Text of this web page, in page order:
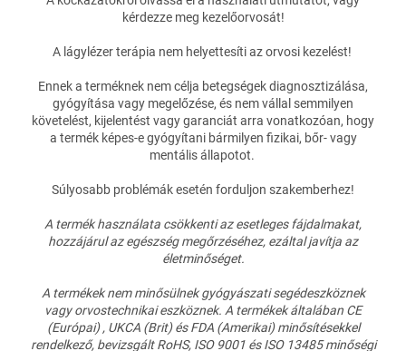
kérdezze meg kezelőorvosát!
A lágylézer terápia nem helyettesíti az orvosi kezelést!
Ennek a terméknek nem célja betegségek diagnosztizálása,
gyógyítása vagy megelőzése, és nem vállal semmilyen
követelést, kijelentést vagy garanciát arra vonatkozóan, hogy
a termék képes-e gyógyítani bármilyen fizikai, bőr- vagy
mentális állapotot.
Súlyosabb problémák esetén forduljon szakemberhez!
A termék használata csökkenti az esetleges fájdalmakat,
hozzájárul az egészség megőrzéséhez, ezáltal javítja az
életminőséget.
A termékek nem minősülnek gyógyászati segédeszköznek
vagy orvostechnikai eszköznek. A termékek általában CE
(Európai) , UKCA (Brit) és FDA (Amerikai) minősítésekkel
rendelkező, bevizsgált RoHS, ISO 9001 és ISO 13485 minőségi